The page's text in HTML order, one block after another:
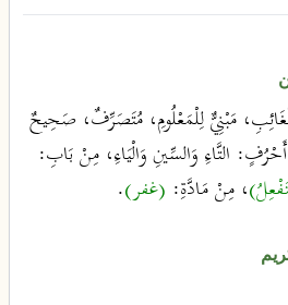
مَبْنِيٌّ لِلْمَعْلُومِ، مُتَصَرِّفٌ، صَحِيحٌ
التَّاءِ وَالسِّينِ وَالْيَاءِ، مِنْ بَابِ:
، مِنْ مَادَّةِ: (غفر).